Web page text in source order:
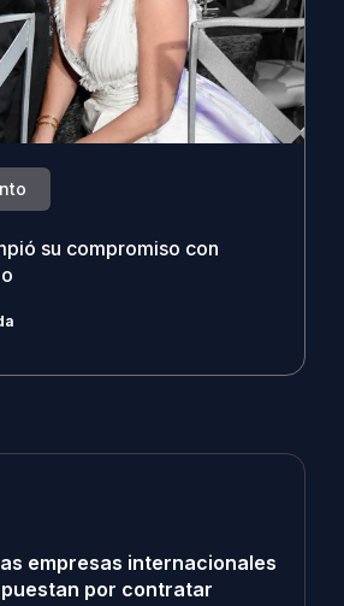
su compromiso con
empresas internacionales
por contratar